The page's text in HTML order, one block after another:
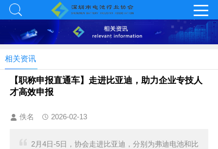
相关资讯
【职称申报直通车】走进比亚迪，助力企业专技人
才高效申报
佚名 2026-02-13
2月4日-5日，协会走进比亚迪，分别为弗迪电池和比